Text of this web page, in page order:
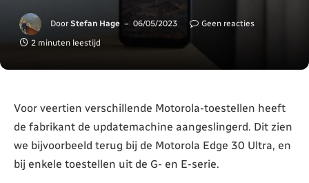
Door Stefan Hage 06/05/2023
Geen reacties
2 minuten leestijd
Voor veertien verschillende Motorola-toestellen heeft
de fabrikant de updatemachine aangeslingerd. Dit zien
we bijvoorbeeld terug bij de Motorola Edge 30 Ultra, en
bij enkele toestellen uit de G- en E-serie.